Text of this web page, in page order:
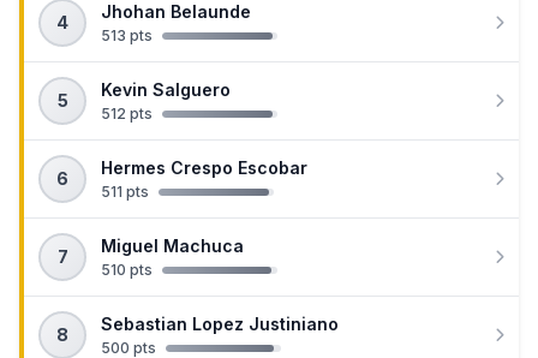
4
Jhohan Belaunde
513 pts
5
Kevin Salguero
512 pts
6
Hermes Crespo Escobar
511 pts
7
Miguel Machuca
510 pts
8
Sebastian Lopez Justiniano
500 pts